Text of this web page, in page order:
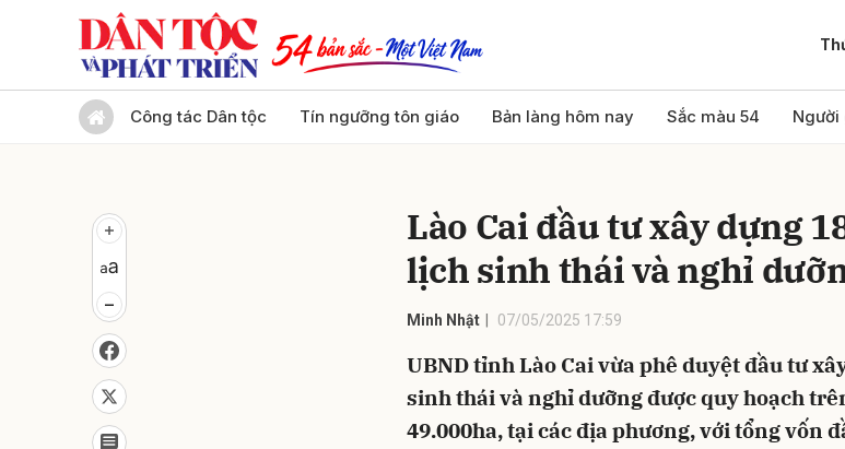
Công tác Dân tộc Tín ngưỡng tôn giáo Bản làng hôm nay Sắc màu 54 Người
Lào Cai đầu tư xây dựng
lịch sinh thái và nghỉ
Minh Nhật 07/05/2025 17:59
UBND tỉnh Lào Cai vừa phê duyệt đầu tư
sinh thái và nghỉ dưỡng được quy hoạch
49.000ha, tại các địa phương, với tổng vốn
Gửi bình luận